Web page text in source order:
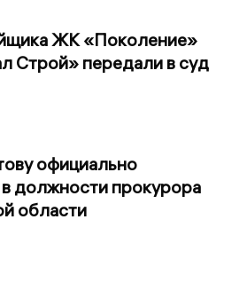
ЖК «Поколение»
Строй» передали в суд
официально
должности прокурора
области